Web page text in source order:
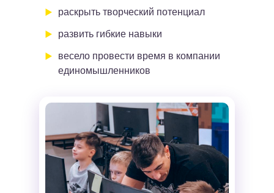
развить гибкие навыки
раскрыть творческий потенциал
весело провести время в компании
единомышленников